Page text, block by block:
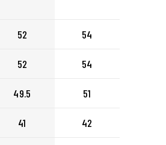
52 54
52 54
49.5 51
41 42